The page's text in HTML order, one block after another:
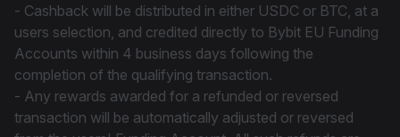
- Cashback will be distributed in either USDC or BTC, at a
users selection, and credited directly to Bybit EU Funding
Accounts within 4 business days following the
completion of the qualifying transaction.
- Any rewards awarded for a refunded or reversed
transaction will be automatically adjusted or reversed